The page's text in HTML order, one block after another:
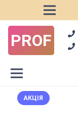
PROF
АКЦІЯ